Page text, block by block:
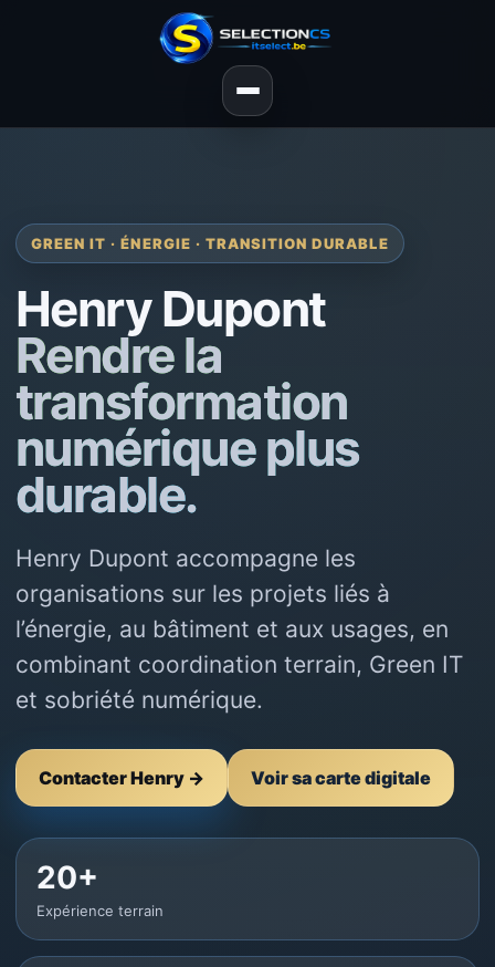
GREEN IT · ÉNERGIE · TRANSITION DURABLE
Henry Dupont
Rendre la
transformation
numérique plus
durable.
Henry Dupont accompagne les
organisations sur les projets liés à
l’énergie, au bâtiment et aux usages, en
combinant coordination terrain, Green IT
et sobriété numérique.
Contacter Henry → Voir sa carte digitale
20+
Expérience terrain